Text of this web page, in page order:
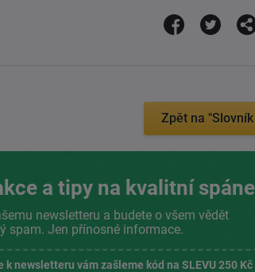
Zpět na
a tipy na kvalitní
newsletteru a budete o všem vědět
spam. Jen přínosné informace.
k newsletteru vám zašleme kód na SLEVU 250 Kč